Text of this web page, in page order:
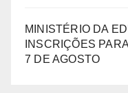
MINISTÉRIO DA
INSCRIÇÕES
7 DE AGOSTO